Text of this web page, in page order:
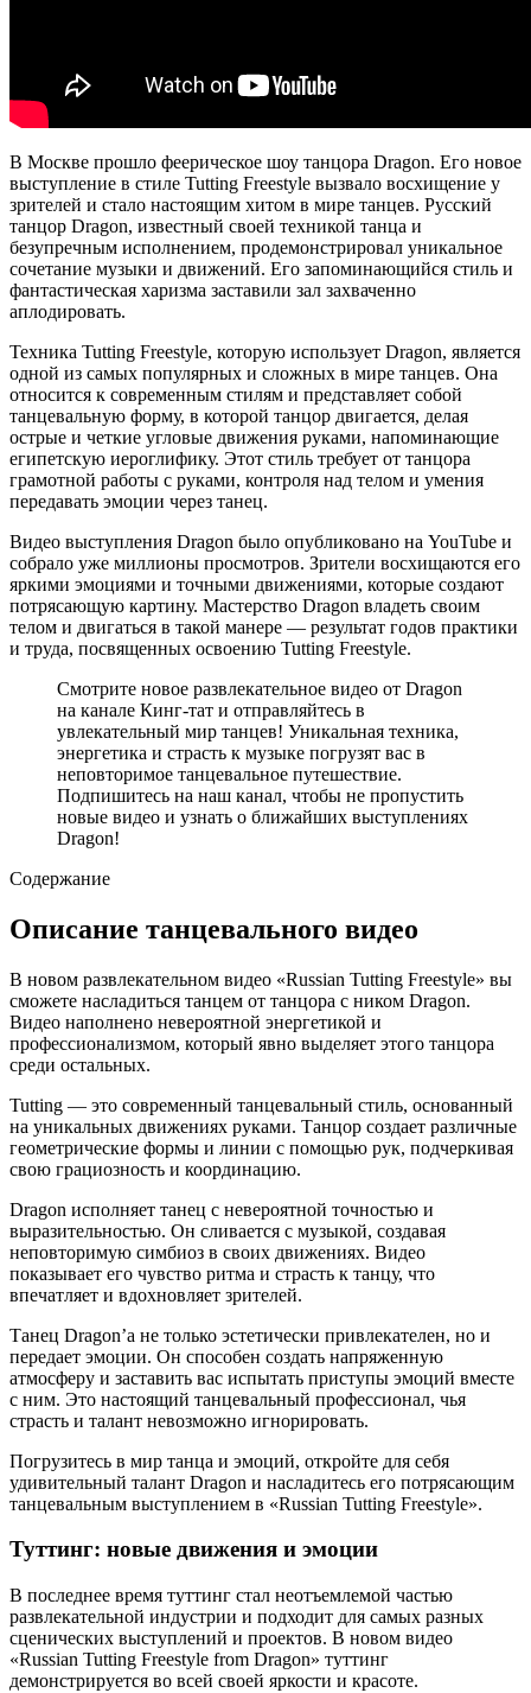
В Москве прошло феерическое шоу танцора Dragon. Его новое
выступление в стиле Tutting Freestyle вызвало восхищение у
зрителей и стало настоящим хитом в мире танцев. Русский
танцор Dragon, известный своей техникой танца и
безупречным исполнением, продемонстрировал уникальное
сочетание музыки и движений. Его запоминающийся стиль и
фантастическая харизма заставили зал захваченно
аплодировать.
Техника Tutting Freestyle, которую использует Dragon, является
одной из самых популярных и сложных в мире танцев. Она
относится к современным стилям и представляет собой
танцевальную форму, в которой танцор двигается, делая
острые и четкие угловые движения руками, напоминающие
египетскую иероглифику. Этот стиль требует от танцора
грамотной работы с руками, контроля над телом и умения
передавать эмоции через танец.
Видео выступления Dragon было опубликовано на YouTube и
собрало уже миллионы просмотров. Зрители восхищаются его
яркими эмоциями и точными движениями, которые создают
потрясающую картину. Мастерство Dragon владеть своим
телом и двигаться в такой манере — результат годов практики
и труда, посвященных освоению Tutting Freestyle.
Смотрите новое развлекательное видео от Dragon
на канале Кинг-тат и отправляйтесь в
увлекательный мир танцев! Уникальная техника,
энергетика и страсть к музыке погрузят вас в
неповторимое танцевальное путешествие.
Подпишитесь на наш канал, чтобы не пропустить
новые видео и узнать о ближайших выступлениях
Dragon!
Содержание
Описание танцевального видео
В новом развлекательном видео «Russian Tutting Freestyle» вы
сможете насладиться танцем от танцора с ником Dragon.
Видео наполнено невероятной энергетикой и
профессионализмом, который явно выделяет этого танцора
среди остальных.
Tutting — это современный танцевальный стиль, основанный
на уникальных движениях руками. Танцор создает различные
геометрические формы и линии с помощью рук, подчеркивая
свою грациозность и координацию.
Dragon исполняет танец с невероятной точностью и
выразительностью. Он сливается с музыкой, создавая
неповторимую симбиоз в своих движениях. Видео
показывает его чувство ритма и страсть к танцу, что
впечатляет и вдохновляет зрителей.
Танец Dragon’а не только эстетически привлекателен, но и
передает эмоции. Он способен создать напряженную
атмосферу и заставить вас испытать приступы эмоций вместе
с ним. Это настоящий танцевальный профессионал, чья
страсть и талант невозможно игнорировать.
Погрузитесь в мир танца и эмоций, откройте для себя
удивительный талант Dragon и насладитесь его потрясающим
танцевальным выступлением в «Russian Tutting Freestyle».
Туттинг: новые движения и эмоции
В последнее время туттинг стал неотъемлемой частью
развлекательной индустрии и подходит для самых разных
сценических выступлений и проектов. В новом видео
«Russian Tutting Freestyle from Dragon» туттинг
демонстрируется во всей своей яркости и красоте.